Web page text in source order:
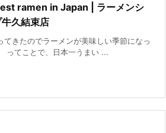
ramen in Japan | ラーメンシ
牛久結束店
てきたのでラーメンが美味しい季節になっ
ってことで、日本一うまい ...